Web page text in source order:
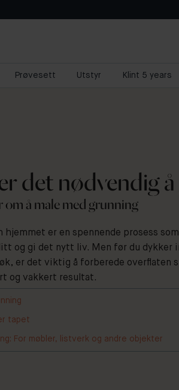
Prøvesett Utstyr Klint 5 years
det nødvendig
om å male med grunning
hjemmet er en spennende prosess
og gi det nytt liv. Men før du dykker
er det viktig å forberede overflaten
og vakkert resultat.
tapet
For møbler, listverk og andre objekter